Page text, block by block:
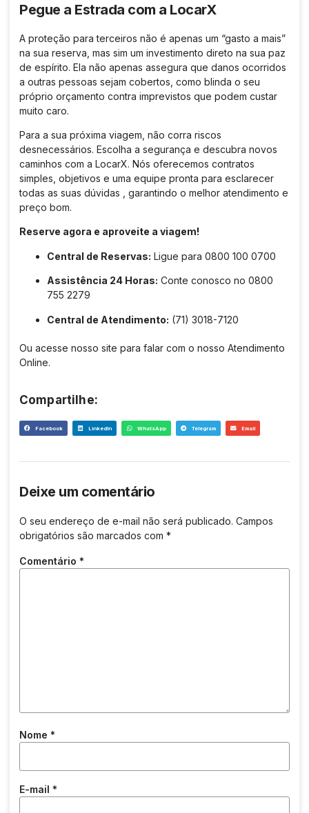
Pegue a Estrada com a LocarX
A proteção para terceiros não é apenas um “gasto a mais”
na sua reserva, mas sim um investimento direto na sua paz
de espírito. Ela não apenas assegura que danos ocorridos
a outras pessoas sejam cobertos, como blinda o seu
próprio orçamento contra imprevistos que podem custar
muito caro.
Para a sua próxima viagem, não corra riscos
desnecessários. Escolha a segurança e descubra novos
caminhos com a LocarX. Nós oferecemos contratos
simples, objetivos e uma equipe pronta para esclarecer
todas as suas dúvidas
, garantindo o melhor atendimento e
preço bom.
Reserve agora e aproveite a viagem!
Central de Reservas: Ligue para 0800 100 0700
Assistência 24 Horas: Conte conosco no 0800
755 2279
Central de Atendimento: (71) 3018-7120
Ou acesse nosso site para falar com o nosso Atendimento
Online.
Compartilhe:
Facebook LinkedIn WhatsApp Telegram Email
Deixe um comentário
O seu endereço de e-mail não será publicado. Campos
obrigatórios são marcados com *
Comentário *
Nome *
E-mail *